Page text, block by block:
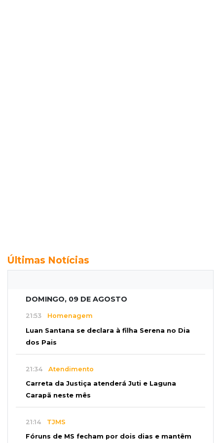
Últimas Notícias
DOMINGO, 09 DE AGOSTO
21:53 Homenagem
Luan Santana se declara à filha Serena no Dia
dos Pais
21:34 Atendimento
Carreta da Justiça atenderá Juti e Laguna
Carapã neste mês
21:14 TJMS
Fóruns de MS fecham por dois dias e mantêm